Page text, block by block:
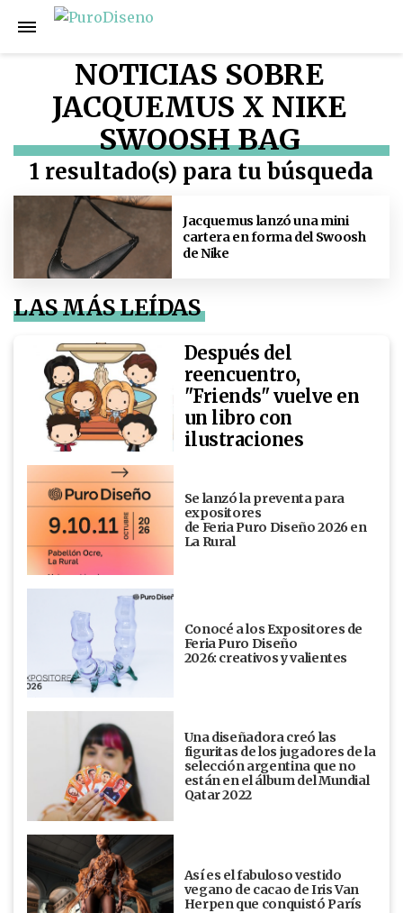
NOTICIAS SOBRE
JACQUEMUS X NIKE
SWOOSH BAG
1 resultado(s) para tu búsqueda
Jacquemus lanzó una mini
cartera en forma del Swoosh
de Nike
LAS MÁS LEÍDAS
Después del
reencuentro,
"Friends" vuelve en
un libro con
ilustraciones
Se lanzó la preventa para
expositores
de Feria Puro Diseño 2026 en
La Rural
Conocé a los Expositores de
Feria Puro Diseño
2026: creativos y valientes
Una diseñadora creó las
figuritas de los jugadores de la
selección argentina que no
están en el álbum del Mundial
Qatar 2022
Así es el fabuloso vestido
vegano de cacao de Iris Van
Herpen que conquistó París